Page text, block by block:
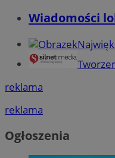
Wiadomości
reklama
reklama
Ogłoszenia